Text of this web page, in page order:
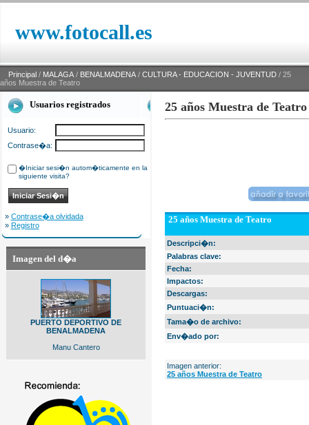
www.fotocall.es
Principal / MALAGA / BENALMADENA / CULTURA - EDUCACION - JUVENTUD / 25
años Muestra de Teatro
Usuarios registrados
Usuario:
Contrase�a:
�Iniciar sesi�n autom�ticamente en la
siguiente visita?
» Contrase�a olvidada
» Registro
Imagen del d�a
PUERTO DEPORTIVO DE
BENALMADENA
Manu Cantero
25 años Muestra de Teatro
25 años Muestra de Teatro
Descripci�n:
Palabras clave:
Fecha:
Impactos:
Descargas:
Puntuaci�n:
Tama�o de archivo:
Env�ado por:
Imagen anterior:
25 años Muestra de Teatro